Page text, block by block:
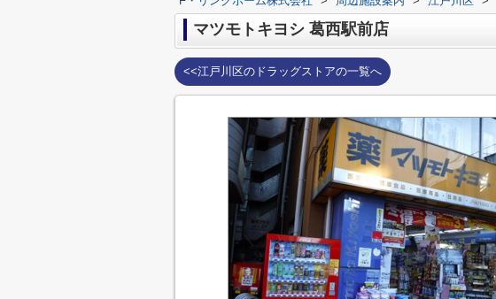
マツモトキヨシ 葛西駅前店
<<江戸川区のドラッグストアの一覧へ